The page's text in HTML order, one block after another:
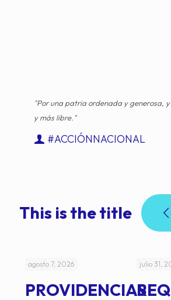
"Por una patria ordenada y generosa,
y más libre."
#ACCIÓNNACIONAL
This is the title
agosto 7, 2026
PROVIDENCIAS
julio 31,